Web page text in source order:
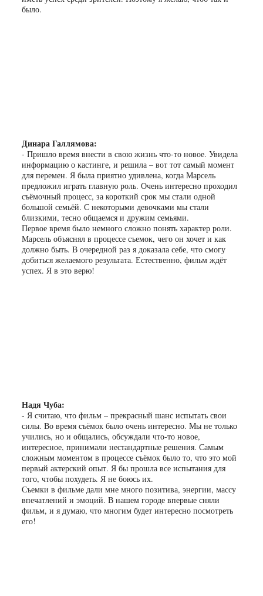
было.
Динара Галлямова:
- Пришло время внести в свою жизнь что-то новое. Увидела
информацию о кастинге, и решила – вот тот самый момент
для перемен. Я была приятно удивлена, когда Марсель
предложил играть главную роль. Очень интересно проходил
съёмочный процесс, за короткий срок мы стали одной
большой семьёй. С некоторыми девочками мы стали
близкими, тесно общаемся и дружим семьями.
Первое время было немного сложно понять характер роли.
Марсель объяснял в процессе съемок, чего он хочет и как
должно быть. В очередной раз я доказала себе, что смогу
добиться желаемого результата. Естественно, фильм ждёт
успех. Я в это верю!
Надя Чуба:
- Я считаю, что фильм – прекрасный шанс испытать свои
силы. Во время съёмок было очень интересно. Мы не только
учились, но и общались, обсуждали что-то новое,
интересное, принимали нестандартные решения. Самым
сложным моментом в процессе съёмок было то, что это мой
первый актерский опыт. Я бы прошла все испытания для
того, чтобы похудеть. Я не боюсь их.
Съемки в фильме дали мне много позитива, энергии, массу
впечатлений и эмоций. В нашем городе впервые сняли
фильм, и я думаю, что многим будет интересно посмотреть
его!